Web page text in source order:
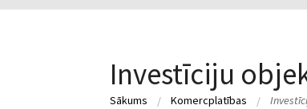
Investīciju
Sākums Komercplatības